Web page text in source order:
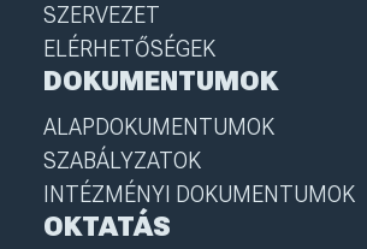
SZERVEZET
ELÉRHETŐSÉGEK
DOKUMENTUMOK
ALAPDOKUMENTUMOK
SZABÁLYZATOK
INTÉZMÉNYI DOKUMENTUMOK
OKTATÁS